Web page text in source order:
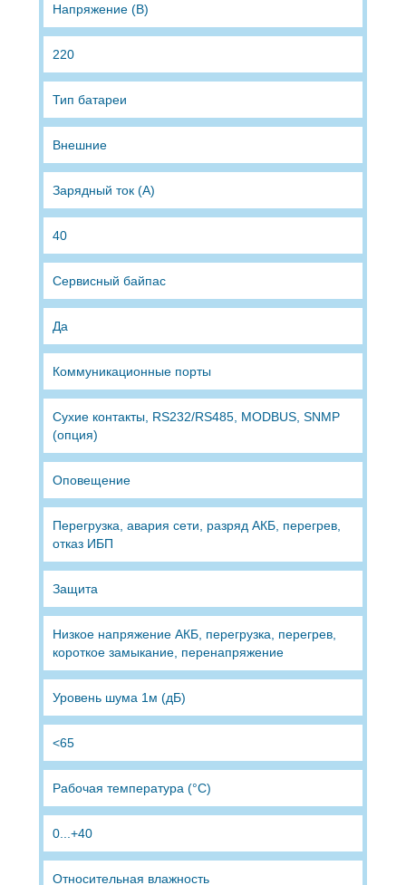
Напряжение (В)
220
Тип батареи
Внешние
Зарядный ток (А)
40
Сервисный байпас
Да
Коммуникационные порты
Сухие контакты, RS232/RS485, MODBUS, SNMP
(опция)
Оповещение
Перегрузка, авария сети, разряд АКБ, перегрев,
отказ ИБП
Защита
Низкое напряжение АКБ, перегрузка, перегрев,
короткое замыкание, перенапряжение
Уровень шума 1м (дБ)
<65
Рабочая температура (°C)
0...+40
Относительная влажность